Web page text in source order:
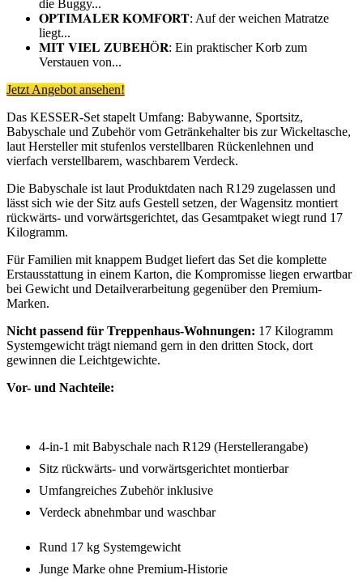
die Buggy...
𝐎𝐏𝐓𝐈𝐌𝐀𝐋𝐄𝐑 𝐊𝐎𝐌𝐅𝐎𝐑𝐓: Auf der weichen Matratze
liegt...
𝐌𝐈𝐓 𝐕𝐈𝐄𝐋 𝐙𝐔𝐁𝐄𝐇Ö𝐑: Ein praktischer Korb zum
Verstauen von...
Jetzt Angebot ansehen!
Das KESSER-Set stapelt Umfang: Babywanne, Sportsitz,
Babyschale und Zubehör vom Getränkehalter bis zur Wickeltasche,
laut Hersteller mit stufenlos verstellbaren Rückenlehnen und
vierfach verstellbarem, waschbarem Verdeck.
Die Babyschale ist laut Produktdaten nach R129 zugelassen und
lässt sich wie der Sitz aufs Gestell setzen, der Wagensitz montiert
rückwärts- und vorwärtsgerichtet, das Gesamtpaket wiegt rund 17
Kilogramm.
Für Familien mit knappem Budget liefert das Set die komplette
Erstausstattung in einem Karton, die Kompromisse liegen erwartbar
bei Gewicht und Detailverarbeitung gegenüber den Premium-
Marken.
Nicht passend für Treppenhaus-Wohnungen: 17 Kilogramm
Systemgewicht trägt niemand gern in den dritten Stock, dort
gewinnen die Leichtgewichte.
Vor- und Nachteile:
4-in-1 mit Babyschale nach R129 (Herstellerangabe)
Sitz rückwärts- und vorwärtsgerichtet montierbar
Umfangreiches Zubehör inklusive
Verdeck abnehmbar und waschbar
Rund 17 kg Systemgewicht
Junge Marke ohne Premium-Historie